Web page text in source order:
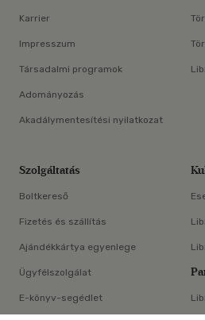
Karrier
Impresszum
Társadalmi programok
Adományozás
Akadálymentesítési nyilatkozat
Szolgáltatás
Boltkereső
Fizetés és szállítás
Ajándékkártya egyenlege
Ügyfélszolgálat
E-könyv-segédlet